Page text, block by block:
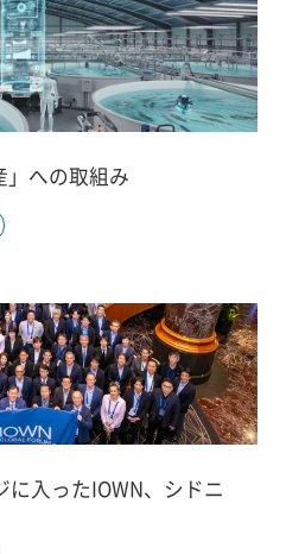
」への取組み
入ったIOWN、シドニ